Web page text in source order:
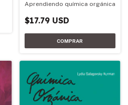
Aprendiendo química orgánica
$17.79 USD